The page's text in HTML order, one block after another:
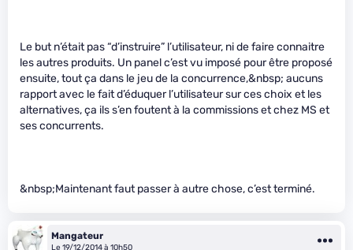
Le but n’était pas “d’instruire” l’utilisateur, ni de faire connaitre
les autres produits. Un panel c’est vu imposé pour être proposé
ensuite, tout ça dans le jeu de la concurrence,&nbsp; aucuns
rapport avec le fait d’éduquer l’utilisateur sur ces choix et les
alternatives, ça ils s’en foutent à la commissions et chez MS et
ses concurrents.
&nbsp;Maintenant faut passer à autre chose, c’est terminé.
Mangateur
Le 19/12/2014 à 10h50